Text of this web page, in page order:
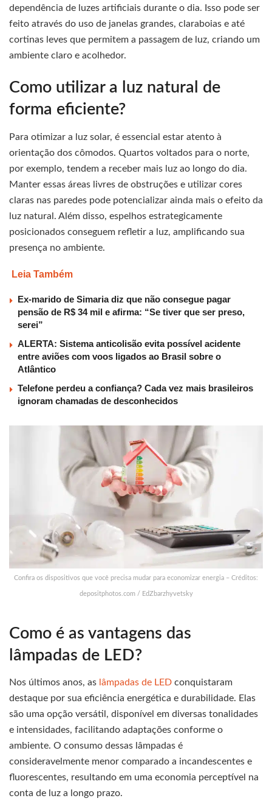
dependência de luzes artificiais durante o dia. Isso pode ser
feito através do uso de janelas grandes, claraboias e até
cortinas leves que permitem a passagem de luz, criando um
ambiente claro e acolhedor.
Como utilizar a luz natural de
forma eficiente?
Para otimizar a luz solar, é essencial estar atento à
orientação dos cômodos. Quartos voltados para o norte,
por exemplo, tendem a receber mais luz ao longo do dia.
Manter essas áreas livres de obstruções e utilizar cores
claras nas paredes pode potencializar ainda mais o efeito da
luz natural. Além disso, espelhos estrategicamente
posicionados conseguem refletir a luz, amplificando sua
presença no ambiente.
Leia Também
Ex-marido de Simaria diz que não consegue pagar
pensão de R$ 34 mil e afirma: “Se tiver que ser preso,
serei”
ALERTA: Sistema anticolisão evita possível acidente
entre aviões com voos ligados ao Brasil sobre o
Atlântico
Telefone perdeu a confiança? Cada vez mais brasileiros
ignoram chamadas de desconhecidos
Confira os dispositivos que você precisa mudar para economizar energia – Créditos:
depositphotos.com / EdZbarzhyvetsky
Como é as vantagens das
lâmpadas de LED?
Nos últimos anos, as lâmpadas de LED conquistaram
destaque por sua eficiência energética e durabilidade. Elas
são uma opção versátil, disponível em diversas tonalidades
e intensidades, facilitando adaptações conforme o
ambiente. O consumo dessas lâmpadas é
consideravelmente menor comparado a incandescentes e
fluorescentes, resultando em uma economia perceptível na
conta de luz a longo prazo.